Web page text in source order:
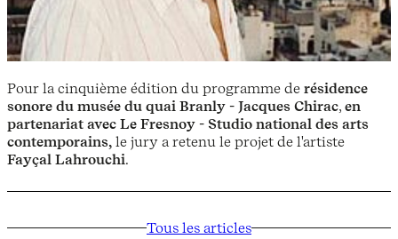
Pour la cinquième édition du programme de résidence
sonore du musée du quai Branly - Jacques Chirac, en
partenariat avec Le Fresnoy - Studio national des arts
contemporains, le jury a retenu le projet de l'artiste
Fayçal Lahrouchi.
Tous les articles